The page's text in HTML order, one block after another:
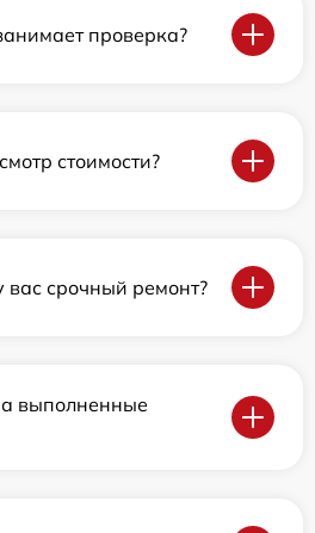
проверка?
стоимости?
вас срочный ремонт?
выполненные